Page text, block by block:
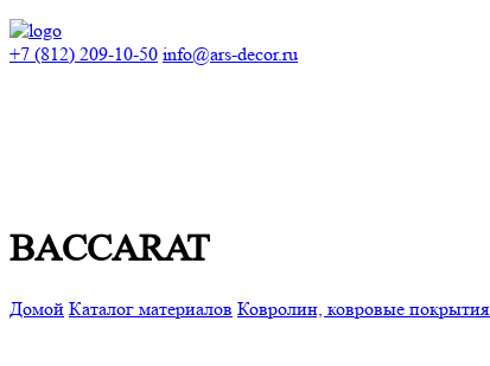
+7 (812) 209-10-50 info@ars-decor.ru
BACCARAT
Домой Каталог материалов Ковролин, ковровые покрытия